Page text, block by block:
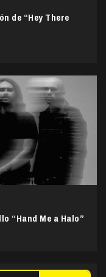
de “Hey There
“Hand Me a Halo”